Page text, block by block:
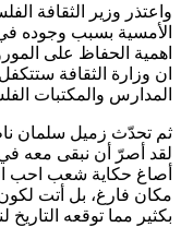
واعتذر وزير الثقافة
الأمسية بسبب وجوده
اهمية الحفاظ على
ان وزارة الثقافة
المدارس والمكتبات
ثم تحدّث زميل سلمان
لقد أصرّ أن نبقى معه
أصاغ حكاية شعب احب
مكان فارغ، بل أتت
بكثير مما توقعه التاريخ